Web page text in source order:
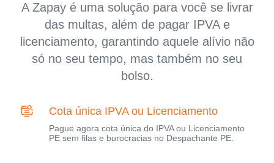
A Zapay é uma solução para você se livrar
das multas, além de pagar IPVA e
licenciamento, garantindo aquele alívio não
só no seu tempo, mas também no seu
bolso.
Cota única IPVA ou Licenciamento
Pague agora cota única do IPVA ou Licenciamento
PE sem filas e burocracias no Despachante PE.